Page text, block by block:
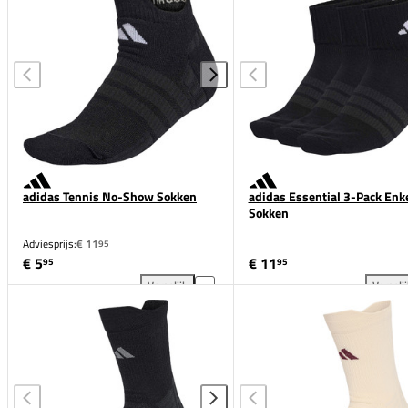
adidas Tennis No-Show Sokken
Adviesprijs:€ 1195
€ 595
Vergelijk
adidas Tennis No-Show Sokken toevoegen aan
adidas Essential 3-Pack
Sokken
€ 1195